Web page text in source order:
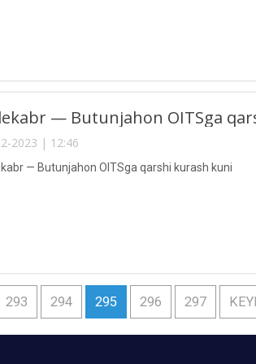
— Butunjahon OITSga
2023 | 12:46
— Butunjahon OITSga qarshi kurash kuni
293 294 295 296 297